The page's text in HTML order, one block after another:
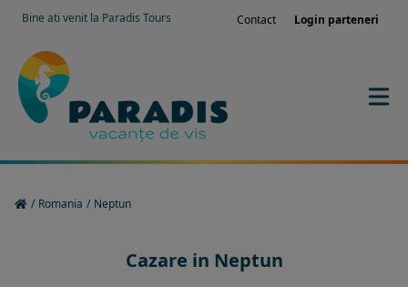
Bine ati venit la Paradis Tours Contact Login parteneri
/ Romania / Neptun
Cazare in Neptun